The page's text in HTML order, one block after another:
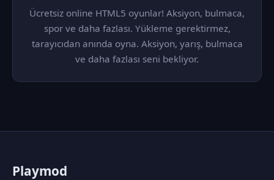
Ücretsiz online HTML5 oyunlar! Aksiyon, bulmaca,
spor ve daha fazlası. Yükleme gerektirmez,
tarayıcıdan anında oyna. Aksiyon, yarış, bulmaca
ve daha fazlası seni bekliyor.
Playmod